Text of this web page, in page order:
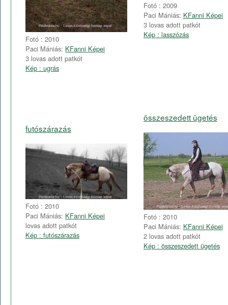
Fotó : 2010
Paci Mániás: KFanni Képei
3 lovas adott patkót
Kép : ugrás
Fotó : 2009
Paci Mániás: KFanni Képei
3 lovas adott patkót
Kép : lasszózás
futószárazás
Fotó : 2010
Paci Mániás: KFanni Képei
lovas adott patkót
Kép : futószárazás
összeszedett ügetés
Fotó : 2010
Paci Mániás: KFanni Képei
2 lovas adott patkót
Kép : összeszedett ügetés